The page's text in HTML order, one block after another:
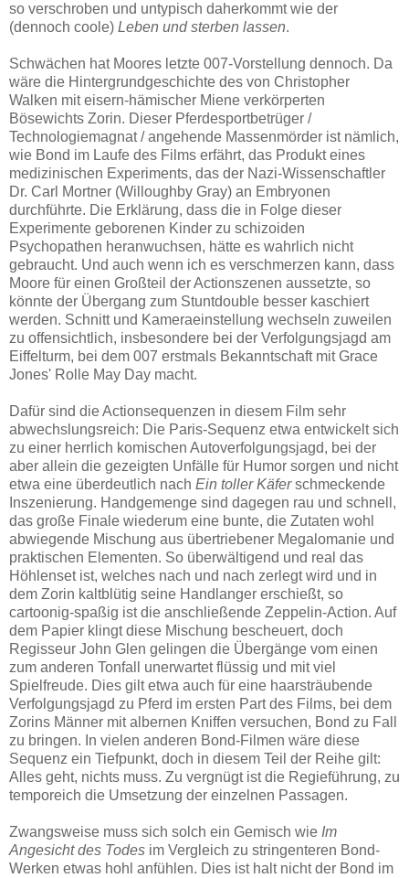
so verschroben und untypisch daherkommt wie der
(dennoch coole) Leben und sterben lassen.
Schwächen hat Moores letzte 007-Vorstellung dennoch. Da
wäre die Hintergrundgeschichte des von Christopher
Walken mit eisern-hämischer Miene verkörperten
Bösewichts Zorin. Dieser Pferdesportbetrüger /
Technologiemagnat / angehende Massenmörder ist nämlich,
wie Bond im Laufe des Films erfährt, das Produkt eines
medizinischen Experiments, das der Nazi-Wissenschaftler
Dr. Carl Mortner (Willoughby Gray) an Embryonen
durchführte. Die Erklärung, dass die in Folge dieser
Experimente geborenen Kinder zu schizoiden
Psychopathen heranwuchsen, hätte es wahrlich nicht
gebraucht. Und auch wenn ich es verschmerzen kann, dass
Moore für einen Großteil der Actionszenen aussetzte, so
könnte der Übergang zum Stuntdouble besser kaschiert
werden. Schnitt und Kameraeinstellung wechseln zuweilen
zu offensichtlich, insbesondere bei der Verfolgungsjagd am
Eiffelturm, bei dem 007 erstmals Bekanntschaft mit Grace
Jones' Rolle May Day macht.
Dafür sind die Actionsequenzen in diesem Film sehr
abwechslungsreich: Die Paris-Sequenz etwa entwickelt sich
zu einer herrlich komischen Autoverfolgungsjagd, bei der
aber allein die gezeigten Unfälle für Humor sorgen und nicht
etwa eine überdeutlich nach Ein toller Käferschmeckende
Inszenierung. Handgemenge sind dagegen rau und schnell,
das große Finale wiederum eine bunte, die Zutaten wohl
abwiegende Mischung aus übertriebener Megalomanie und
praktischen Elementen. So überwältigend und real das
Höhlenset ist, welches nach und nach zerlegt wird und in
dem Zorin kaltblütig seine Handlanger erschießt, so
cartoonig-spaßig ist die anschließende Zeppelin-Action. Auf
dem Papier klingt diese Mischung bescheuert, doch
Regisseur John Glen gelingen die Übergänge vom einen
zum anderen Tonfall unerwartet flüssig und mit viel
Spielfreude. Dies gilt etwa auch für eine haarsträubende
Verfolgungsjagd zu Pferd im ersten Part des Films, bei dem
Zorins Männer mit albernen Kniffen versuchen, Bond zu Fall
zu bringen. In vielen anderen Bond-Filmen wäre diese
Sequenz ein Tiefpunkt, doch in diesem Teil der Reihe gilt:
Alles geht, nichts muss. Zu vergnügt ist die Regieführung, zu
temporeich die Umsetzung der einzelnen Passagen.
Zwangsweise muss sich solch ein Gemisch wie Im
Angesicht des Todes im Vergleich zu stringenteren Bond-
Werken etwas hohl anfühlen. Dies ist halt nicht der Bond im